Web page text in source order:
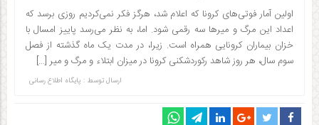
اولین آمار فوتی‌های کرونا که اعلام شد، هرگز فکر نمی‌کردیم روزی برسد که
اعداد این مرگ و میرها سه رقمی شود. اما، به نظر می‌رسد پاییز امسال با
خزان بیماران کرونایی همراه است. زیرا، در مدت یک ماه گذشته از فصل
سوم سال، هر روز شاهد رکوردشکنی کرونا در میزان ابتلاء و مرگ و میر […]
ارسال توسط : پایگاه اطلاع رسانی